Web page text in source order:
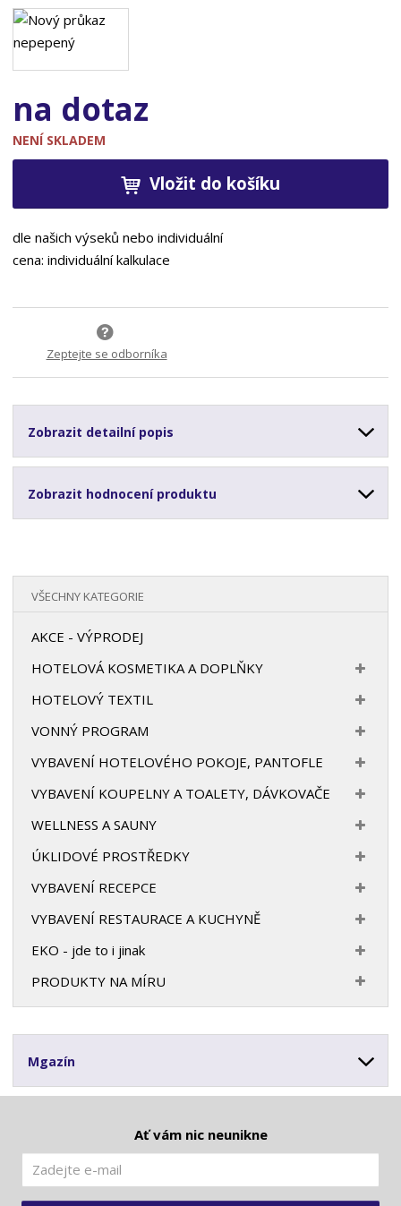
na dotaz
NENÍ SKLADEM
Vložit do košíku
dle našich výseků nebo individuální
cena: individuální kalkulace
Zeptejte se odborníka
Zobrazit detailní popis
Zobrazit hodnocení produktu
VŠECHNY KATEGORIE
AKCE - VÝPRODEJ
HOTELOVÁ KOSMETIKA A DOPLŇKY
HOTELOVÝ TEXTIL
VONNÝ PROGRAM
VYBAVENÍ HOTELOVÉHO POKOJE, PANTOFLE
VYBAVENÍ KOUPELNY A TOALETY, DÁVKOVAČE
WELLNESS A SAUNY
ÚKLIDOVÉ PROSTŘEDKY
VYBAVENÍ RECEPCE
VYBAVENÍ RESTAURACE A KUCHYNĚ
EKO - jde to i jinak
PRODUKTY NA MÍRU
Mgazín
Ať vám nic neunikne